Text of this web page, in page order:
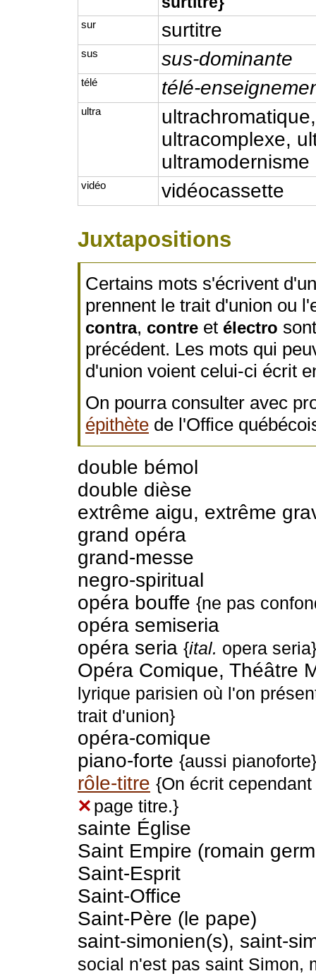
sur surtitre
sus sus-dominante
télé télé-
ultra
ultracomplexe,
ultramodernisme
vidéo vidéocassette
Juxtapositions
Certains mots s'écrivent
prennent le trait d'union ou
contra, contreet électro
précédent. Les mots qui
d'union voient celui-ci écrit
On pourra consulter avec
épithètede l'Office
double bémol
double dièse
extrême aigu, extrême
grand opéra
grand-messe
negro-spiritual
opéra bouffe {ne pas
opéra semiseria
opéra seria {ital. opera seria}
Opéra Comique, Théâtre
lyrique parisien où l'on
trait d'union}
opéra-comique
piano-forte {aussi pianoforte}
rôle-titre {On écrit cependant
✕ page titre.}
sainte Église
Saint Empire (romain
Saint-Esprit
Saint-Office
Saint-Père (le pape)
saint-simonien(s), saint-
social n'est pas saint Simon,